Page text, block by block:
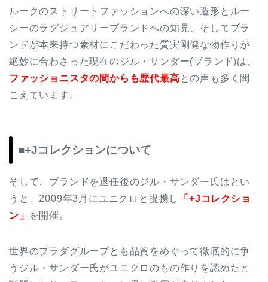
ルークのストリートファッションへの深い造形とルー
シーのラグジュアリーブランドへの知見、そしてブラ
ンドが本来持つ素材にこだわった質実剛健な物作りが
絶妙に合わさった現在のジル・サンダー(ブランド)は、
ファッショニスタの間からも歴代最高 との声も多く聞
こえています。
■+Jコレクションについて
そして、ブランドを退任後のジル・サンダー氏はとい
うと、2009年3月にユニクロと提携し
「+Jコレクショ
ン」
を開催。
世界のプラダグループとも品質をめぐって徹底的に争
うジル・サンダー氏がユニクロのもの作りを認めたと